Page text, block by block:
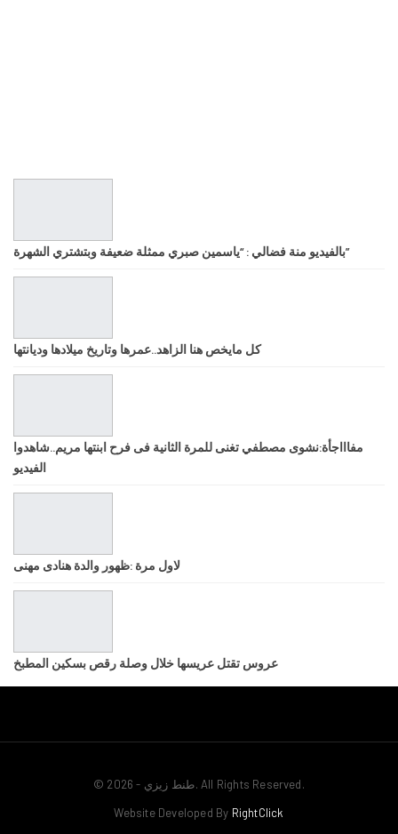
بالفيديو منة فضالي : “ياسمين صبري ممثلة ضعيفة وبتشتري الشهرة”
كل مايخص هنا الزاهد..عمرها وتاريخ ميلادها وديانتها
مفاااجأة:نشوى مصطفي تغنى للمرة الثانية فى فرح ابنتها مريم..شاهدوا
الفيديو
لاول مرة :ظهور والدة هنادى مهنى
عروس تقتل عريسها خلال وصلة رقص بسكين المطبخ
© 2026 - طنط زيزي. All Rights Reserved.
Website Developed By RightClick